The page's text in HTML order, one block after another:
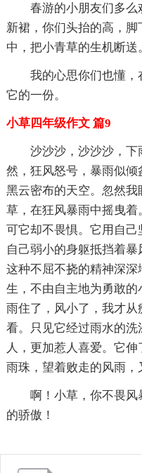
春游的小朋友们多
新裙，你们头抬的高，
中，把小青草的生机断送
我的心思你们也懂
它的一份。
小草四年级作文 篇9
沙沙沙，沙沙沙，
然，狂风怒号，暴雨似
黑云密布的天空。忽然
草，在狂风暴雨中摇曳着
可它却不畏惧。它用自
自己弱小的身躯抵挡着
这种不屈不挠的精神深
生，不由自主地为勇敢的
雨住了，风小了，我才
看。只见它经过雨水的
人，更加惹人喜爱。它
雨珠，望着败走的风雨，
啊！小草，你不畏
的骄傲！